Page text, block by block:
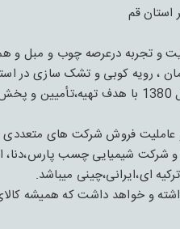
استان قم
، رویه کوبی و تشک سازی در
مجموعه ابزار مبل رنجبر در سال
و عاملیت فروش شرکت های
و شرکت شیمیایی چسب
ای،ایرانی،چینی میباشد.
و خواهد داشت که همیشه